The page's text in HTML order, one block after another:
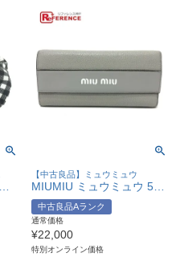
【中古良品】ミュウミュウ
中古良品Aランク
通常価格
¥22,000
特別オンライン価格